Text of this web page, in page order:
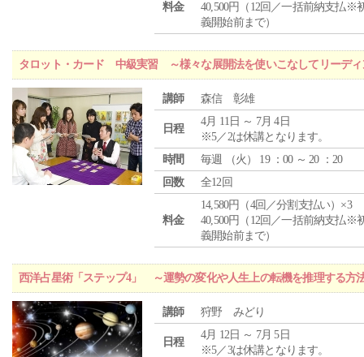
料金
40,500円（12回／一括前納支払※
義開始前まで）
タロット・カード 中級実習 ～様々な展開法を使いこなしてリーディ
講師 森信 彰雄
日程
4月 11日 ～ 7月 4日
※5／2は休講となります。
時間
毎週 （火 ） 19 ：00 ～ 20 ：20
回数
全12回
料金
14,580円（4回／分割支払い）×3
40,500円（12回／一括前納支払※
義開始前まで）
西洋占星術「ステップ4」 ～運勢の変化や人生上の転機を推理する方
講師 狩野 みどり
日程
4月 12日 ～ 7月 5日
※5／3は休講となります。